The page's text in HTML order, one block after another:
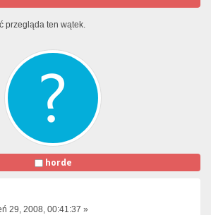
przegląda ten wątek.
horde
29, 2008, 00:41:37 »